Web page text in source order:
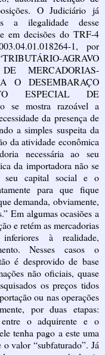
O Judiciário já
a ilegalidade desse
em decisões do TRF-4
1, por
AGRAVO
MERCADORIAS-
O DESEMBARAÇO
ESPECIAL DE
se mostra razoável a
da presença de
a simples suspeita da
da atividade econômica
necessária ao seu
da importadora não se
seu capital social e o
para que fique
demanda, obviamente,
Em algumas ocasiões a
e retém as mercadorias
à realidade,
Nesses casos o
é desprovido de base
não oficiais, quase
os preços tidos
ou nas operações
por duas etapas:
o adquirente e o
tenha pago a este uma
valor “subfaturado”. Já